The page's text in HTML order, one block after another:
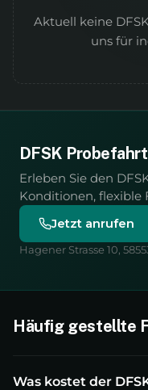
Aktuell keine
uns für
DFSK
Erleben Sie den
Konditionen, flexible
Jetzt anrufen
Hagener Strasse 10,
Häufig gestellte
Was kostet der